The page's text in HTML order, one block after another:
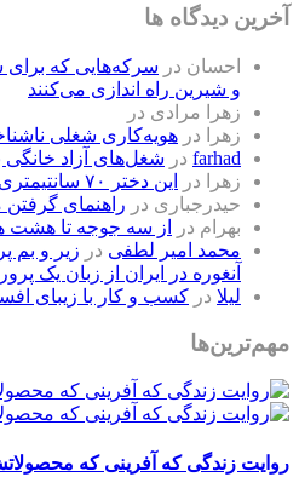
آخرین دیدگاه ها
احسان در سرکه‌هایی که
و شیرین راه اندازی می‌کنند
زهرا مرادی در
زهرا
در هویه‌کاری شغلی
farhad در شغل‌های آزاد خانگی
زهرا
در
این دختر ۷۰ سانتیمتری، یک کارآفرین نمونه است
حیدرجباری در راهنمای
بهرام در
از سه جوجه تا هشت
محمد امیر لطفی در زیر و بم
آنغوره در ایران از زبان یک
لیلا در کسب و کار با زیبای
مهم‌ترین‌ها
روایت زندگی که آفرینی که